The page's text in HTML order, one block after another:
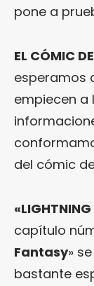
pone a
EL CÓMIC
esperamos
empiecen a
del cómic
«LIGHTNING
capítulo
Fantasy»
bastante